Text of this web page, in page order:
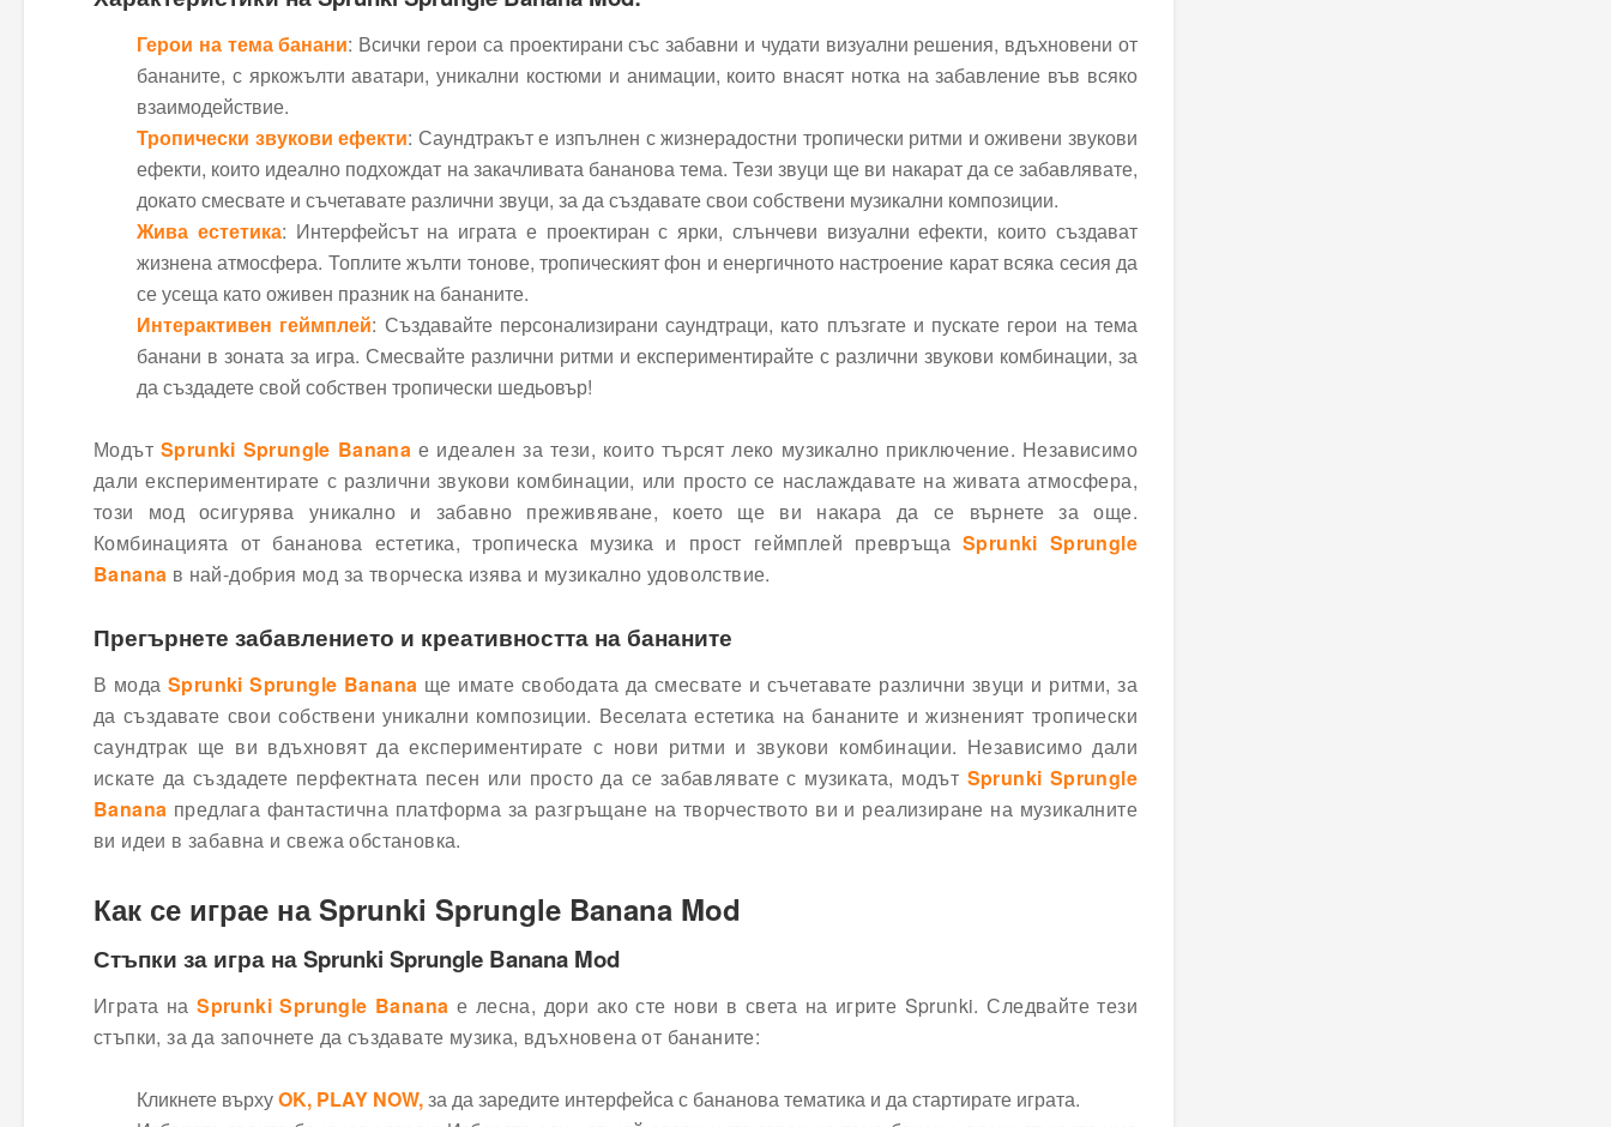
Герои на тема банани: Всички герои са проектирани със забавни и чудати визуални решения, вдъхновени от
бананите, с яркожълти аватари, уникални костюми и анимации, които внасят нотка на забавление във всяко
взаимодействие.
Тропически звукови ефекти: Саундтракът е изпълнен с жизнерадостни тропически ритми и оживени звукови
ефекти, които идеално подхождат на закачливата бананова тема. Тези звуци ще ви накарат да се забавлявате,
докато смесвате и съчетавате различни звуци, за да създавате свои собствени музикални композиции.
Жива естетика: Интерфейсът на играта е проектиран с ярки, слънчеви визуални ефекти, които създават
жизнена атмосфера. Топлите жълти тонове, тропическият фон и енергичното настроение карат всяка сесия да
се усеща като оживен празник на бананите.
Интерактивен геймплей: Създавайте персонализирани саундтраци, като плъзгате и пускате герои на тема
банани в зоната за игра. Смесвайте различни ритми и експериментирайте с различни звукови комбинации, за
да създадете свой собствен тропически шедьовър!
Модът Sprunki Sprungle Banana е идеален за тези, които търсят леко музикално приключение. Независимо
дали експериментирате с различни звукови комбинации, или просто се наслаждавате на живата атмосфера,
този мод осигурява уникално и забавно преживяване, което ще ви накара да се върнете за още.
Комбинацията от бананова естетика, тропическа музика и прост геймплей превръщаSprunki Sprungle
Banana в най-добрия мод за творческа изява и музикално удоволствие.
Прегърнете забавлението и креативността на бананите
В мода Sprunki Sprungle Banana ще имате свободата да смесвате и съчетавате различни звуци и ритми, за
да създавате свои собствени уникални композиции. Веселата естетика на бананите и жизненият тропически
саундтрак ще ви вдъхновят да експериментирате с нови ритми и звукови комбинации. Независимо дали
искате да създадете перфектната песен или просто да се забавлявате с музиката, модът Sprunki Sprungle
Banana предлага фантастична платформа за разгръщане на творчеството ви и реализиране на музикалните
ви идеи в забавна и свежа обстановка.
Как се играе на Sprunki Sprungle Banana Mod
Стъпки за игра на Sprunki Sprungle Banana Mod
Играта наSprunki Sprungle Banana е лесна, дори ако сте нови в света на игрите Sprunki. Следвайте тези
стъпки, за да започнете да създавате музика, вдъхновена от бананите:
Кликнете върхуOK, PLAY NOW,за да заредите интерфейса с бананова тематика и да стартирате играта.